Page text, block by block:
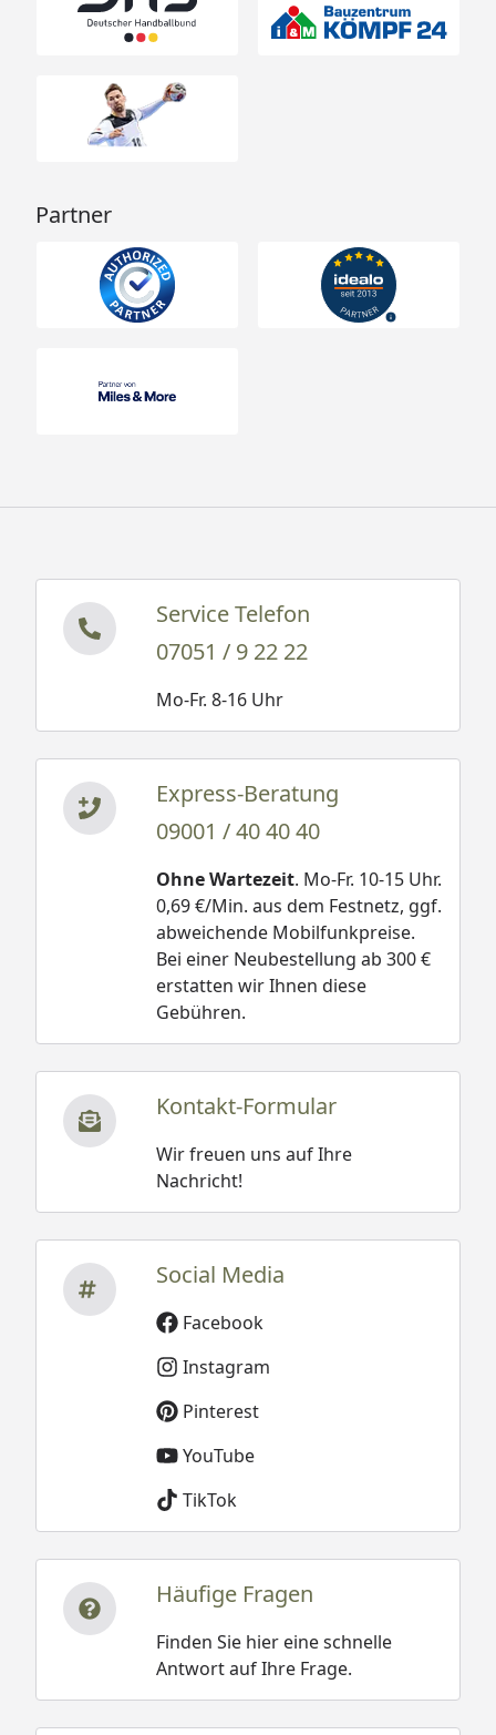
Kalksandstein-,
Hochlochziegel- und
ein individuelles
Angebot für die
Montage an der
Kopfbänder, Montageanleitung
Skanholz Terrassenüberdachung Andria
Technische Daten
Skanholz Terrassenüberdachung Andria -
Tiefe 250 cm - Montageanleitung
Skanholz Terrassenüberdachung Andria -
Tiefe 300 cm - Montageanleitung
Skanholz Terrassenüberdachung Andria -
Tiefe 350 cm - Montageanleitung
Skanholz Terrassenüberdachung Andria -
Tiefe 400 cm - Montageanleitung
Für das verwendete Material, die Konstruktion sowie
für die Verarbeitung gewähren wir Ihnen in
Zusammenarbeit mit der Firma Skan Holz 5 Jahre
Garantiebestimmungen)
Bitte beachten Sie: Die Abbildungen zeigen ggf.
Partner
Service Telefon
07051 / 9 22 22
Mo-Fr. 8-16 Uhr
Express-Beratung
09001 / 40 40 40
Ohne Wartezeit. Mo-Fr. 10-15 Uhr.
0,69 €/Min. aus dem Festnetz, ggf.
abweichende Mobilfunkpreise.
Bei einer Neubestellung ab 300 €
erstatten wir Ihnen diese
Gebühren.
Kontakt-Formular
Wir freuen uns auf Ihre
Nachricht!
Social Media
Facebook
Instagram
Pinterest
YouTube
TikTok
Häufige Fragen
Finden Sie hier eine schnelle
Antwort auf Ihre Frage.